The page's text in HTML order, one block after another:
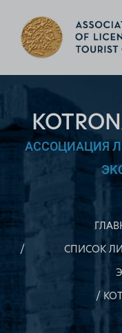
АССОЦИАЦИЯ
СПИСОК